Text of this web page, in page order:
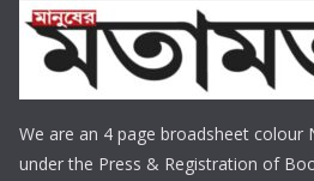
We are an 4 page broadsheet colour
under the Press & Registration of